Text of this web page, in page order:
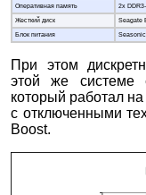
Оперативная память
2x
Жесткий диск
Seagate
Блок питания
При этом
этой же системе
который работал
с отключенными
Boost.